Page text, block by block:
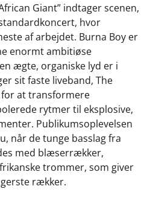
Giant” indtager scenen,
hvor
af arbejdet. Burna Boy er
enormt ambitiøse
ægte, organiske lyd er i
sit faste liveband, The
at transformere
rytmer til eksplosive,
Publikumsoplevelsen
når de tunge basslag fra
med blæserrækker,
trommer, som giver
rækker.